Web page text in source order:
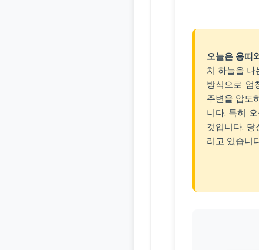
오늘은 용띠
치 하늘을 나
방식으로 엄
주변을 압도
니다. 특히
것입니다.
리고 있습니